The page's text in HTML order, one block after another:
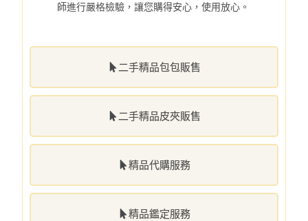
二手精品包包販售
二手精品皮夾販售
精品代購服務
精品鑑定服務
師進行嚴格檢驗，讓您購得安心，使用放心。